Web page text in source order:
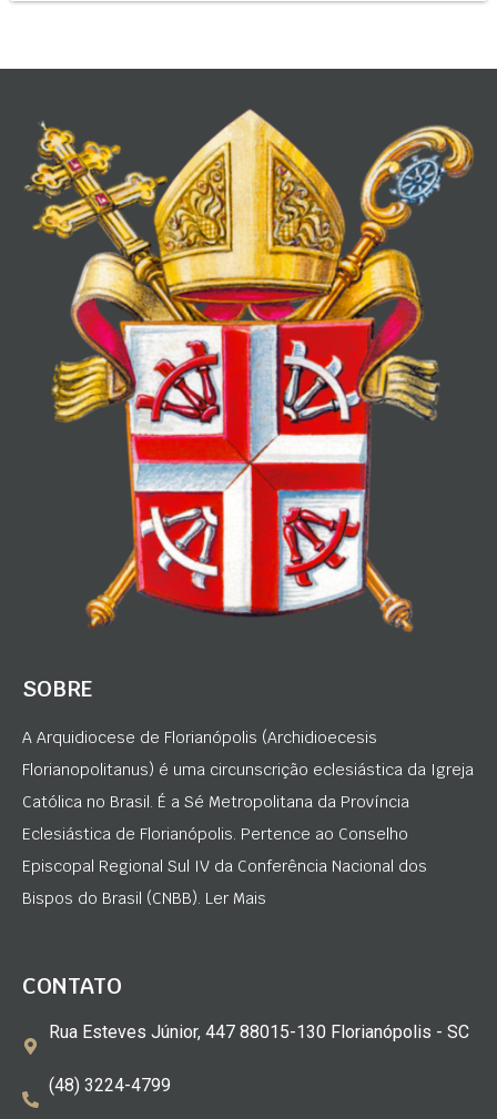
SOBRE
A Arquidiocese de Florianópolis (Archidioecesis
Florianopolitanus) é uma circunscrição eclesiástica da Igreja
Católica no Brasil. É a Sé Metropolitana da Província
Eclesiástica de Florianópolis. Pertence ao Conselho
Episcopal Regional Sul IV da Conferência Nacional dos
Bispos do Brasil (CNBB). Ler Mais
CONTATO
Rua Esteves Júnior, 447 88015-130 Florianópolis - SC
(48) 3224-4799